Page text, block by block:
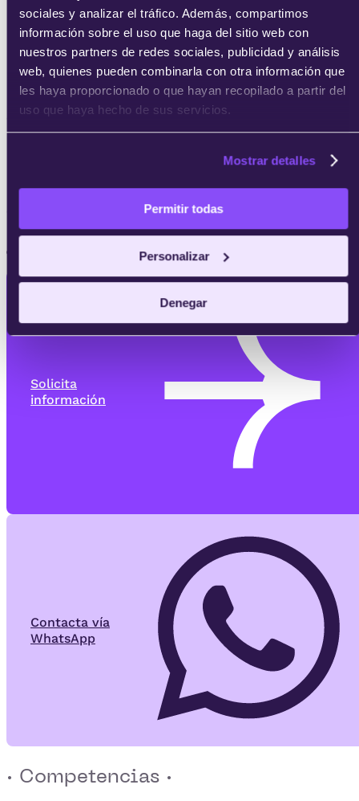
sociales y analizar el tráfico. Además, compartimos
información sobre el uso que haga del sitio web con
nuestros partners de redes sociales, publicidad y análisis
web, quienes pueden combinarla con otra información que
les haya proporcionado o que hayan recopilado a partir del
uso que haya hecho de sus servicios.
Mostrar detalles
Permitir todas
Personalizar
Denegar
conocimiento para presentarte a las
certificaciones más valoradas por las empresas.
Certificación Microsoft Azure Administrator (AZ-104)
Certificación Azure Fundamentals (AZ-900)
Solicita
información
Contacta vía
WhatsApp
· Competencias ·